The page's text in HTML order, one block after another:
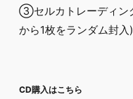
③セルカトレーディン
から1枚をランダム封入)
CD購入はこちら